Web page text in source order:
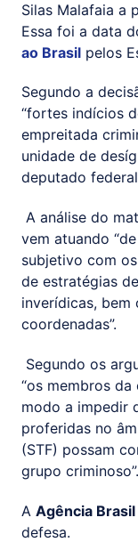
Silas Malafaia a
Essa foi a data
ao Brasil pelos
Segundo a
“fortes indícios
empreitada
unidade de
deputado
A análise do
vem atuando
subjetivo com
de estratégias
inverídicas,
coordenadas”.
Segundo os
“os membros
modo a impedir
proferidas no
(STF) possam
grupo criminoso”.
A Agência Brasil
defesa.